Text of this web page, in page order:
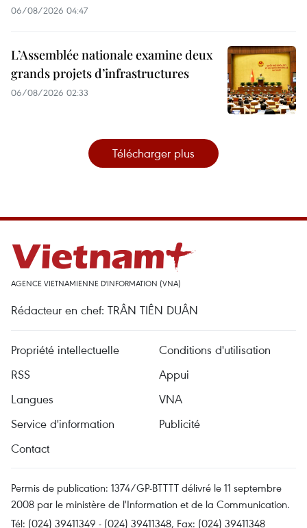
06/08/2026 04:47
L’Assemblée nationale examine deux
grands projets d’infrastructures
06/08/2026 02:33
Télécharger plus
AGENCE VIETNAMIENNE D'INFORMATION (VNA)
Rédacteur en chef: TRÂN TIÊN DUÂN
Propriété intellectuelle
Conditions d'utilisation
RSS
Appui
Langues
VNA
Service d'information
Publicité
Contact
Permis de publication: 1374/GP-BTTTT délivré le 11 septembre
2008 par le ministère de l'Information et de la Communication.
Tél: (024) 39411349 - (024) 39411348, Fax: (024) 39411348